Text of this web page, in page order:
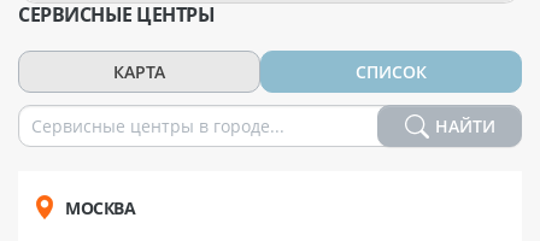
СЕРВИСНЫЕ ЦЕНТРЫ
КАРТА СПИСОК
НАЙТИ
МОСКВА